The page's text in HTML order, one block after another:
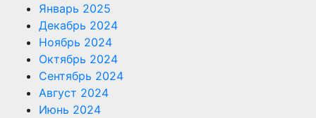
Январь 2025
Декабрь 2024
Ноябрь 2024
Октябрь 2024
Сентябрь 2024
Август 2024
Июнь 2024